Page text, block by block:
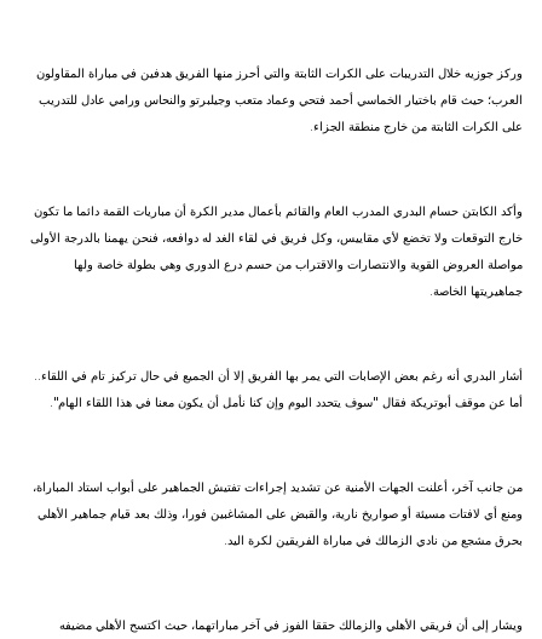
وركز جوزيه خلال التدريبات على الكرات الثابتة والتي أحرز منها الفريق هدفين في مباراة المقاولون
العرب؛ حيث قام باختيار الخماسي أحمد فتحي وعماد متعب وجيلبرتو والنحاس ورامي عادل للتدريب
على الكرات الثابتة من خارج منطقة الجزاء.
وأكد الكابتن حسام البدري المدرب العام والقائم بأعمال مدير الكرة أن مباريات القمة دائما ما تكون
خارج التوقعات ولا تخضع لأي مقاييس، وكل فريق في لقاء الغد له دوافعه، فنحن يهمنا بالدرجة الأولى
مواصلة العروض القوية والانتصارات والاقتراب من حسم درع الدوري وهي بطولة خاصة ولها
جماهيريتها الخاصة.
أشار البدري أنه رغم بعض الإصابات التي يمر بها الفريق إلا أن الجميع في حال تركيز تام في اللقاء..
أما عن موقف أبوتريكة فقال "سوف يتحدد اليوم وإن كنا نأمل أن يكون معنا في هذا اللقاء الهام".
من جانب آخر، أعلنت الجهات الأمنية عن تشديد إجراءات تفتيش الجماهير على أبواب استاد المباراة،
ومنع أي لافتات مسيئة أو صواريخ نارية، والقبض على المشاغبين فورا، وذلك بعد قيام جماهير الأهلي
بحرق مشجع من نادي الزمالك في مباراة الفريقين لكرة اليد.
ويشار إلى أن فريقي الأهلي والزمالك حققا الفوز في آخر مباراتهما، حيث اكتسح الأهلي مضيفه